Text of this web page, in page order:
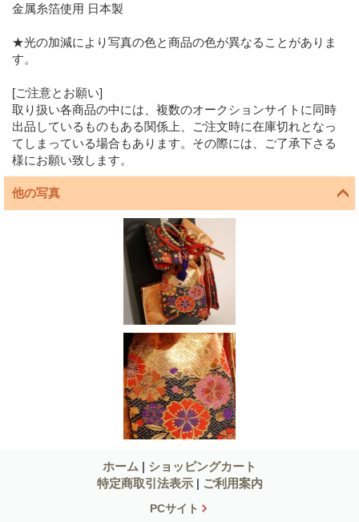
金属糸箔使用 日本製
★光の加減により写真の色と商品の色が異なることがありま
す。
[ご注意とお願い]
取り扱い各商品の中には、複数のオークションサイトに同時
出品しているものもある関係上、ご注文時に在庫切れとなっ
てしまっている場合もあります。その際には、ご了承下さる
様にお願い致します。
他の写真
ホーム | ショッピングカート
特定商取引法表示 | ご利用案内
PCサイト